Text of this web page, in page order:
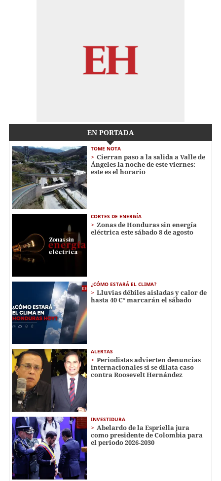
EN PORTADA
TOME NOTA
Cierran paso a la salida a Valle de
Ángeles la noche de este viernes:
este es el horario
CORTES DE ENERGÍA
Zonas de Honduras sin energía
eléctrica este sábado 8 de agosto
¿CÓMO ESTARÁ EL CLIMA?
Lluvias débiles aisladas y calor de
hasta 40 C° marcarán el sábado
ALERTAS
Periodistas advierten denuncias
internacionales si se dilata caso
contra Roosevelt Hernández
INVESTIDURA
Abelardo de la Espriella jura
como presidente de Colombia para
el periodo 2026-2030